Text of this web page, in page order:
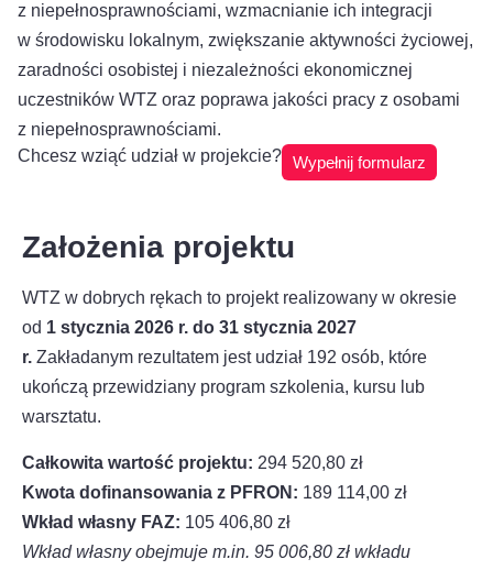
z niepełnosprawnościami, wzmacnianie ich integracji
w środowisku lokalnym, zwiększanie aktywności życiowej,
zaradności osobistej i niezależności ekonomicznej
uczestników WTZ oraz poprawa jakości pracy z osobami
z niepełnosprawnościami.
Chcesz wziąć udział w projekcie? Wypełnij formularz
Założenia projektu
WTZ w dobrych rękach to projekt realizowany w okresie
od 1 stycznia 2026 r. do 31 stycznia 2027
r. Zakładanym rezultatem jest udział 192 osób, które
ukończą przewidziany program szkolenia, kursu lub
warsztatu.
Całkowita wartość projektu: 294 520,80 zł
Kwota dofinansowania z PFRON: 189 114,00 zł
Wkład własny FAZ: 105 406,80 zł
Wkład własny obejmuje m.in. 95 006,80 zł wkładu